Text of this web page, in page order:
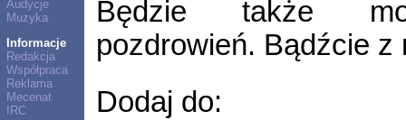
Audycje
Muzyka
Informacje
Redakcja
Współpraca
Reklama
Mecenat
IRC
Będzie także
pozdrowień. Bądźcie z
Dodaj do: